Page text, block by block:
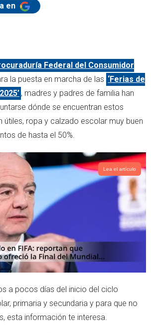
en
Federal del Consumidor
la puesta en marcha de las ‘Ferias de
, madres y padres de familia han
dónde se encuentran estos
útiles, ropa y calzado escolar muy buen
de hasta el 50%.
Lea el artículo
a pocos días del inicio del ciclo
primaria y secundaria y para que no
esta información te interesa.